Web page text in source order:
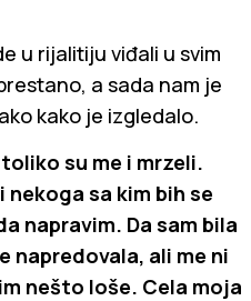
u rijalitiju viđali u svim
a sada nam je
kako je izgledalo.
su me i mrzeli.
sa kim bih se
napravim. Da sam bila
napredovala, ali me ni
nešto loše. Cela moja